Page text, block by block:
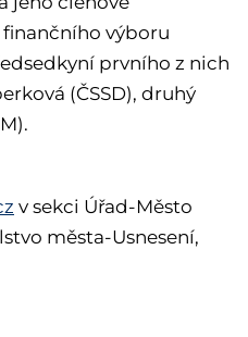
výboru
prvního z nich
(ČSSD), druhý
v sekci Úřad-Město
města-Usnesení,